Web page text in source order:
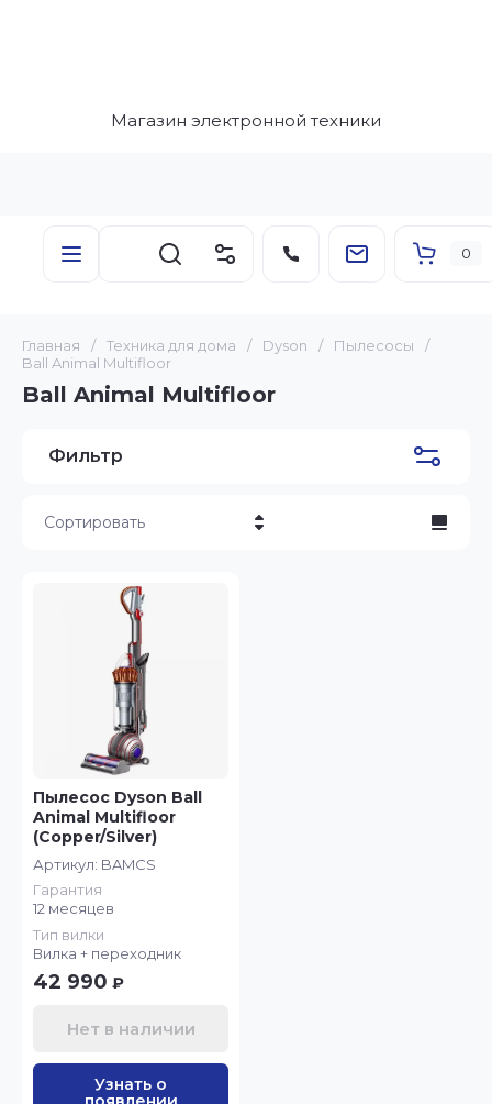
Магазин электронной техники
0
Главная / Техника для дома / Dyson / Пылесосы
/
Ball Animal Multifloor
Ball Animal Multifloor
Фильтр
Сортировать
Цена - возрастание
Название - Я-А
Название - А-Я
Пылесос Dyson Ball
Animal Multifloor
(Copper/Silver)
Артикул: BAMCS
Гарантия
12 месяцев
Тип вилки
Вилка + переходник
42 990 ₽
Нет в наличии
Узнать о